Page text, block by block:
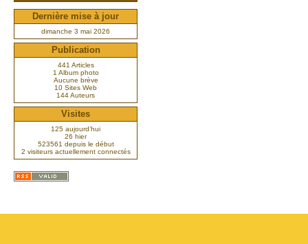
Dernière mise à jour
dimanche 3 mai 2026
Publication
441 Articles
1 Album photo
Aucune brève
10 Sites Web
144 Auteurs
Visites
125 aujourd’hui
26 hier
523561 depuis le début
2 visiteurs actuellement connectés